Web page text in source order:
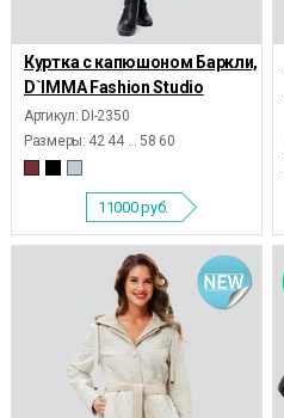
Куртка с капюшоном Баркли,
D`IMMA Fashion Studio
Артикул: DI-2350
Размеры: 42 44 ... 58 60
11000руб.